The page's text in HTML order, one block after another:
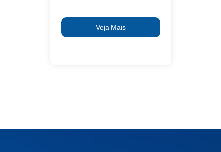
Veja Mais